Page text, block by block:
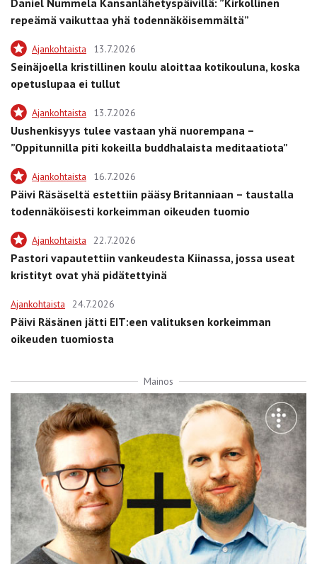
Daniel Nummela Kansanlähetyspäivillä: ”Kirkollinen
repeämä vaikuttaa yhä todennäköisemmältä”
Ajankohtaista 13.7.2026
Seinäjoella kristillinen koulu aloittaa kotikouluna, koska
opetuslupaa ei tullut
Ajankohtaista 13.7.2026
Uushenkisyys tulee vastaan yhä nuorempana –
”Oppitunnilla piti kokeilla buddhalaista meditaatiota”
Ajankohtaista 16.7.2026
Päivi Räsäseltä estettiin pääsy Britanniaan – taustalla
todennäköisesti korkeimman oikeuden tuomio
Ajankohtaista 22.7.2026
Pastori vapautettiin vankeudesta Kiinassa, jossa useat
kristityt ovat yhä pidätettyinä
Ajankohtaista 24.7.2026
Päivi Räsänen jätti EIT:een valituksen korkeimman
oikeuden tuomiosta
Mainos